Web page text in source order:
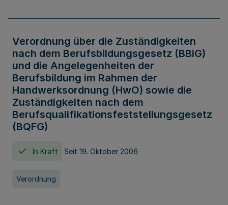
Verordnung über die Zuständigkeiten
nach dem Berufsbildungsgesetz (BBiG)
und die Angelegenheiten der
Berufsbildung im Rahmen der
Handwerksordnung (HwO) sowie die
Zuständigkeiten nach dem
Berufsqualifikationsfeststellungsgesetz
(BQFG)
In Kraft Seit 19. Oktober 2006
Verordnung